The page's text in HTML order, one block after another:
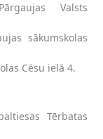
Valsts
sākumskolas
Cēsu ielā 4.
Tērbatas